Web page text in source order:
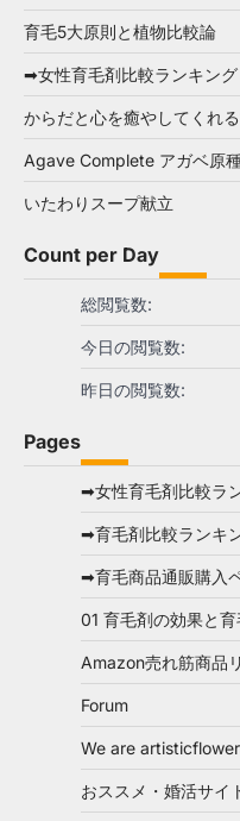
育毛5大原則と植物比較論
➡女性育毛剤比較ランキング
からだと心を癒やしてくれ
Agave Complete アガベ原
いたわりスープ献立
Count per Day
総閲覧数:
今日の閲覧数:
昨日の閲覧数:
Pages
➡女性育毛剤比較ラ
➡育毛剤比較ランキ
➡育毛商品通販購入
01 育毛剤の効果と
Amazon売れ筋商品
Forum
We are
おススメ・婚活サイ